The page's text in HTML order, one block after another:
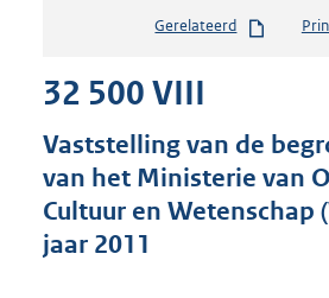
s
s
g
r
Gerelateerd
32 500 VIII
Vaststelling van de
van het Ministerie van
Cultuur en Wetenschap
jaar 2011